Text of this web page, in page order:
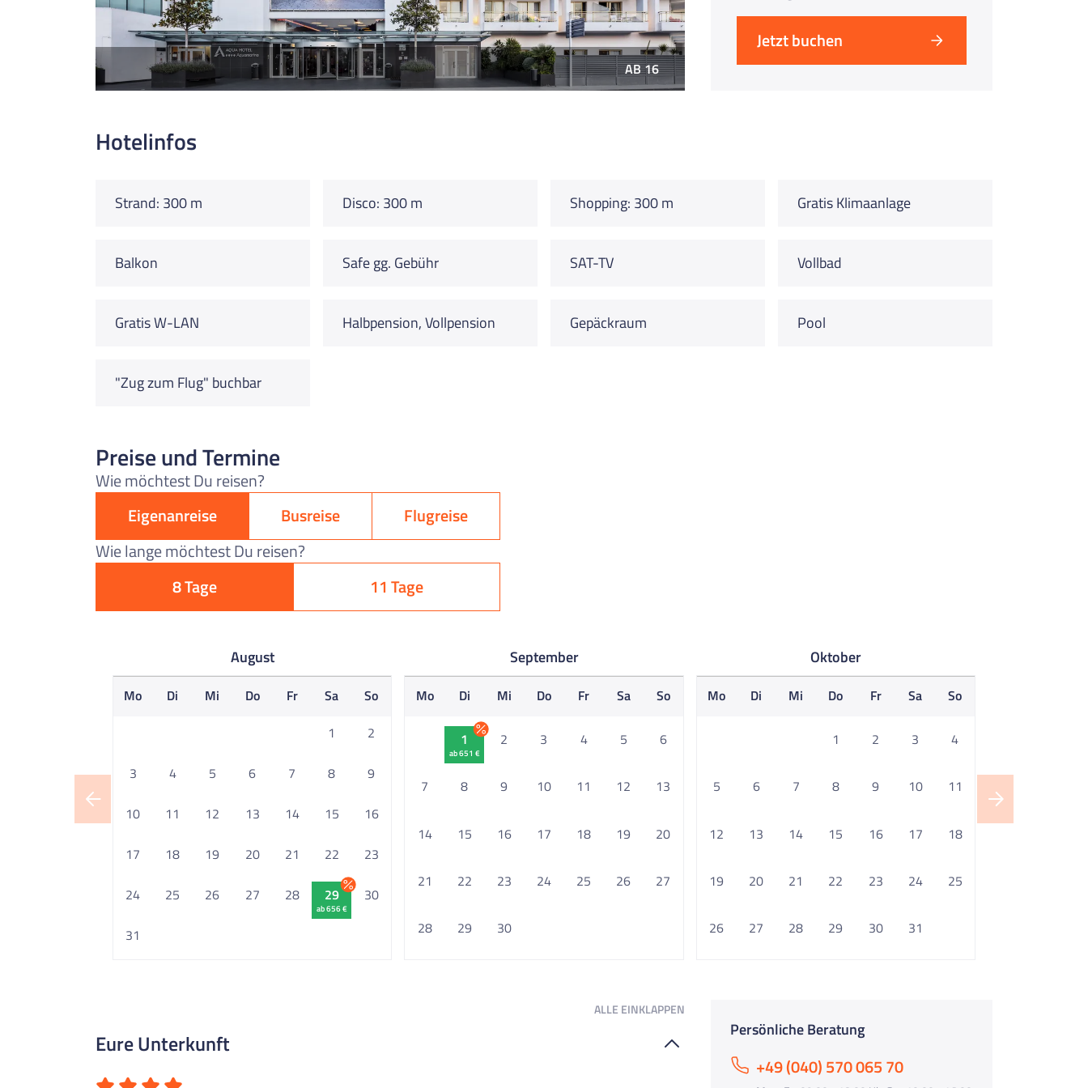
AB 16
Jetzt buchen
Hotelinfos
Strand: 300 m Disco: 300 m Shopping: 300 m Gratis Klimaanlage
Balkon Safe gg. Gebühr SAT-TV Vollbad
Gratis W-LAN Halbpension, Vollpension Gepäckraum Pool
"Zug zum Flug" buchbar
Preise und Termine
Wie möchtest Du reisen?
Eigenanreise
Busreise
Flugreise
Wie lange möchtest Du reisen?
8 Tage
11 Tage
August
Mo Di Mi Do Fr Sa
So
1
2
3 4 5 6 7 8 9
10 11 12 13 14 15 16
17 18 19 20 21 22 23
24 25 26 27 28 29
ab 656 €
30
31
September
Mo Di Mi Do Fr Sa So
1
ab 651 €
2 3 4 5 6
7 8 9 10 11 12 13
14 15 16 17 18 19 20
21 22 23 24 25 26 27
28 29 30
Oktober
Mo Di Mi Do Fr Sa So
1 2 3 4
5 6 7 8 9 10 11
12 13 14 15 16 17 18
19 20 21 22 23 24 25
26 27 28 29 30 31
ALLE EINKLAPPEN
Eure Unterkunft Persönliche Beratung
+49 (040) 570 065 70